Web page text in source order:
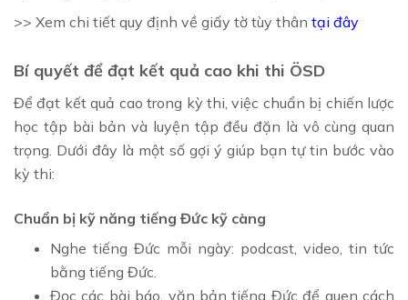
>> Xem chi tiết quy định về giấy tờ tùy thân tại đây
Bí quyết để đạt kết quả cao khi thi ÖSD
Để đạt kết quả cao trong kỳ thi, việc chuẩn bị chiến lược
học tập bài bản và luyện tập đều đặn là vô cùng quan
trọng. Dưới đây là một số gợi ý giúp bạn tự tin bước vào
kỳ thi:
Chuẩn bị kỹ năng tiếng Đức kỹ càng
Nghe tiếng Đức mỗi ngày: podcast, video, tin tức
bằng tiếng Đức.
Đọc các bài báo, văn bản tiếng Đức để quen cách